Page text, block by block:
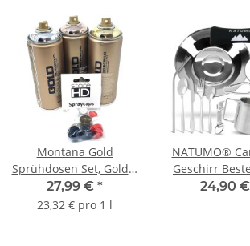
Montana Gold
Sprühdosen Set, Gold +
Silber + Copper Chrom-
Farben + 10
27,99 € *
23,32 € pro 1 l
NATUMO®
Geschirr
Edelstahl - Rostfreies
24,90 €